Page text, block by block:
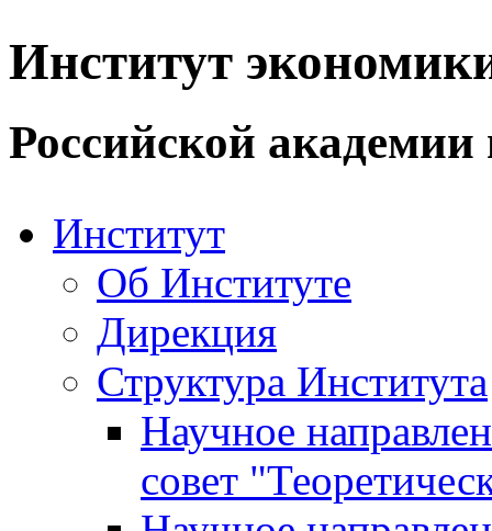
Институт
Российской академии
Институт
Об Институте
Дирекция
Структура Института
Научное
совет